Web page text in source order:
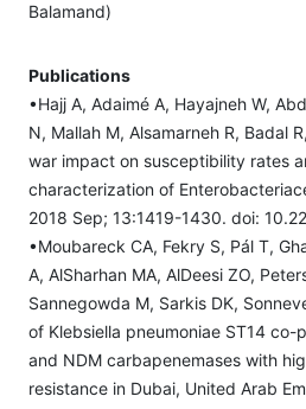
Balamand)
Publications
•Hajj A, Adaimé A, Hayajneh W,
N, Mallah M, Alsamarneh R, Badal
war impact on susceptibility rates
characterization of
2018 Sep; 13:1419-1430. doi:
•Moubareck CA, Fekry S, Pál T,
A, AlSharhan MA, AlDeesi ZO,
Sannegowda M, Sarkis DK,
of Klebsiella pneumoniae ST14
and NDM carbapenemases with
resistance in Dubai, United Arab